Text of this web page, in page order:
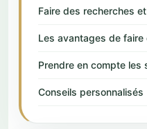
Faire des recherches
Les avantages de faire
Prendre en compte les
Conseils personnalisés